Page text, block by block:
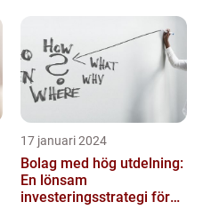
17 januari 2024
Bolag med hög utdelning:
En lönsam
investeringsstrategi för